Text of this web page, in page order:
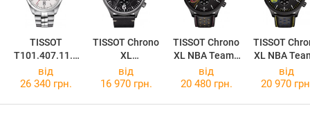
TISSOT
T101.407.11.0
11.00
TISSOT Chrono
XL
T116.617.36.0
67.00
TISSOT Chrono
XL NBA Teams
Special
Cleveland
Edition
TISSOT
XL NBA
Special
State
від
26 340 грн.
від
16 970 грн.
від
20 480 грн.
від
20 970